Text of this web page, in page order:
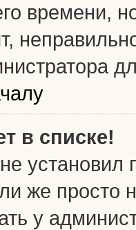
времени,
в списке!
установил
же просто
у